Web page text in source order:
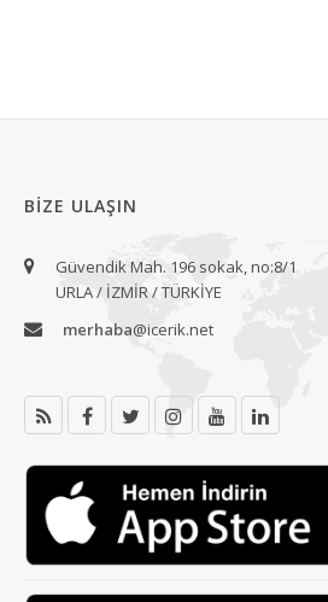
BIZE ULAŞIN
Güvendik Mah. 196 sokak, no:8/1
URLA / İZMİR / TÜRKİYE
merhaba@icerik.net